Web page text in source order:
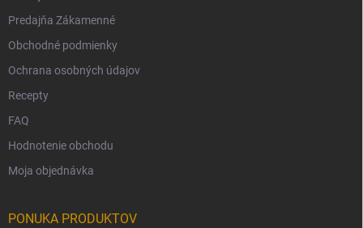
Predajňa Zákamenné
Obchodné podmienky
Ochrana osobných údajov
Recepty
FAQ
Hodnotenie obchodu
Moja objednávka
PONUKA PRODUKTOV